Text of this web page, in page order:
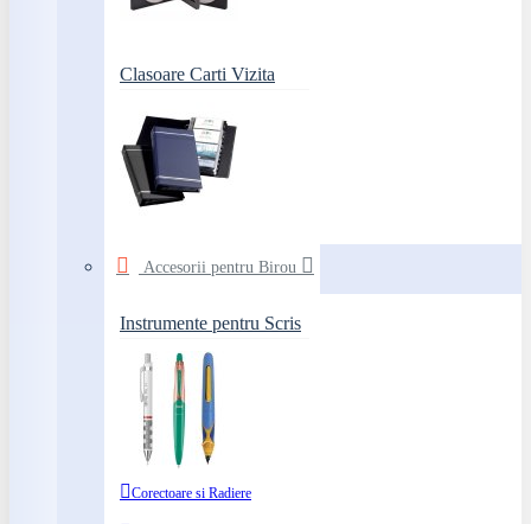
Clasoare Carti Vizita
Accesorii pentru Birou
Instrumente pentru Scris
Corectoare si Radiere